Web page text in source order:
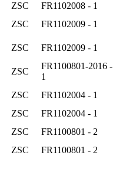
ZSC FR1102008 - 1
ZSC FR1102009 - 1
ZSC FR1102009 - 1
ZSC
FR1100801-2016 -
1
ZSC FR1102004 - 1
ZSC FR1102004 - 1
ZSC FR1100801 - 2
ZSC FR1100801 - 2